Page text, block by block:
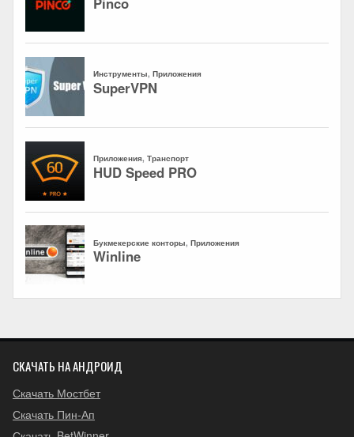
СКАЧАТЬ НА АНДРОИД
Скачать Мостбет
Скачать Пин-Ап